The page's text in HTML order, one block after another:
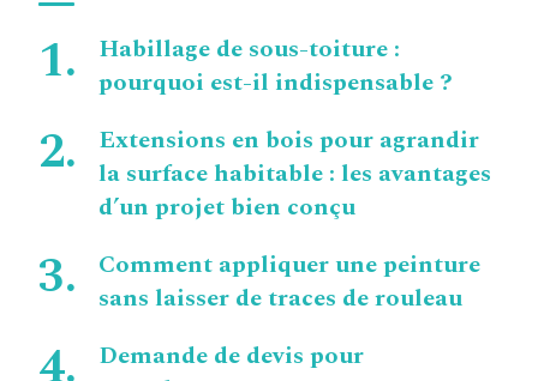
Habillage de sous-toiture :
pourquoi est-il indispensable ?
Extensions en bois pour agrandir
la surface habitable : les avantages
d’un projet bien conçu
Comment appliquer une peinture
sans laisser de traces de rouleau
Demande de devis pour